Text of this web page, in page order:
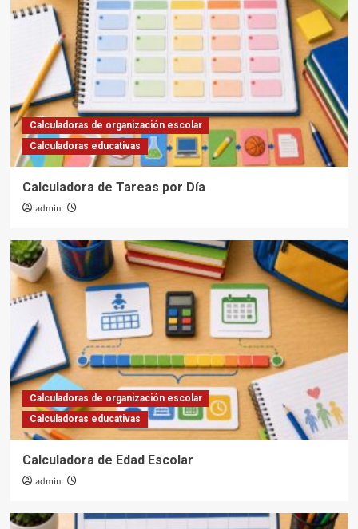
Calculadoras de organización escolar
Calculadoras educativas
Calculadora de Tareas por Día
admin
Calculadoras de organización escolar
Calculadoras educativas
Calculadora de Edad Escolar
admin